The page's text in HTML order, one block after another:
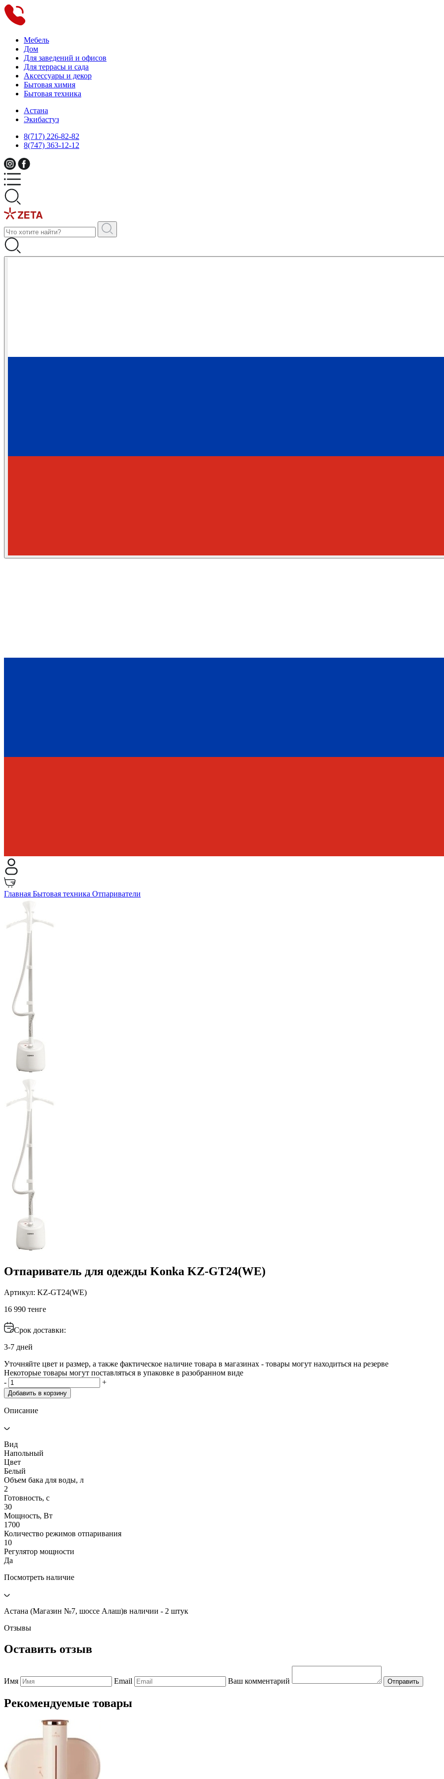
Мебель
Дом
Для заведений и офисов
Для террасы и сада
Аксессуары и декор
Бытовая химия
Бытовая техника
Астана
Экибастуз
8(717) 226-82-82
8(747) 363-12-12
Главная Бытовая техника Отпариватели
Отпариватель для одежды Konka KZ-GT24(WE)
Артикул: KZ-GT24(WE)
16 990 тенге
Срок доставки:
3-7 дней
Уточняйте цвет и размер, а также фактическое наличие товара в магазинах - товары могут находиться на резерве
Некоторые товары могут поставляться в упаковке в разобранном виде
-
+
Добавить в корзину
Описание
Вид
Напольный
Цвет
Белый
Объем бака для воды, л
2
Готовность, с
30
Мощность, Вт
1700
Количество режимов отпаривания
10
Регулятор мощности
Да
Посмотреть наличие
Астана (Магазин №7, шоссе Алаш)в наличии - 2 штук
Отзывы
Оставить отзыв
Имя Email Ваш комментарий Отправить
Рекомендуемые товары